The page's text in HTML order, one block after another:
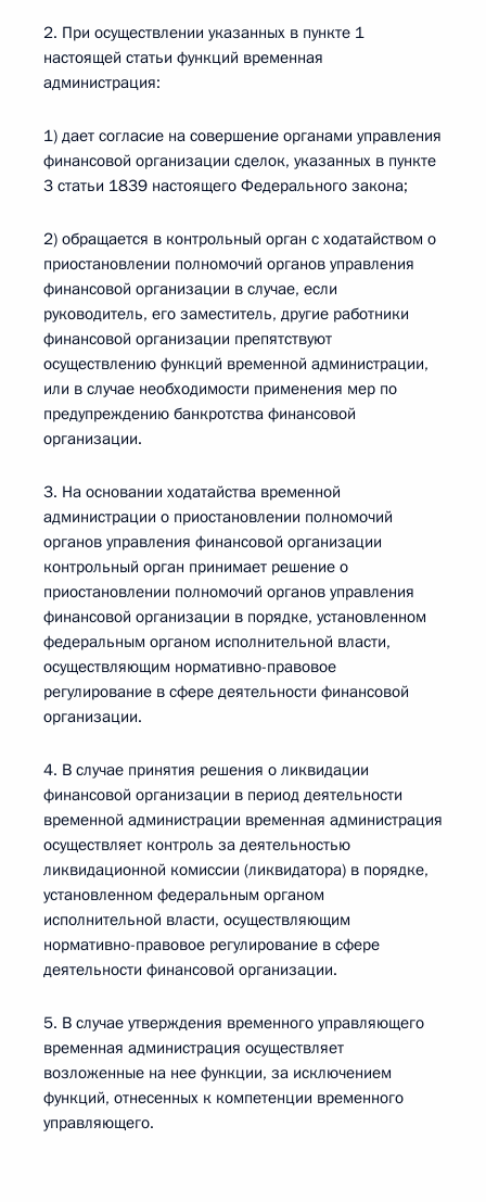
2. При осуществлении указанных в пункте 1
настоящей статьи функций временная
администрация:
1) дает согласие на совершение органами управления
финансовой организации сделок, указанных в пункте
3 статьи 1839 настоящего Федерального закона;
2) обращается в контрольный орган с ходатайством о
приостановлении полномочий органов управления
финансовой организации в случае, если
руководитель, его заместитель, другие работники
финансовой организации препятствуют
осуществлению функций временной администрации,
или в случае необходимости применения мер по
предупреждению банкротства финансовой
организации.
3. На основании ходатайства временной
администрации о приостановлении полномочий
органов управления финансовой организации
контрольный орган принимает решение о
приостановлении полномочий органов управления
финансовой организации в порядке, установленном
федеральным органом исполнительной власти,
осуществляющим нормативно-правовое
регулирование в сфере деятельности финансовой
организации.
4. В случае принятия решения о ликвидации
финансовой организации в период деятельности
временной администрации временная администрация
осуществляет контроль за деятельностью
ликвидационной комиссии (ликвидатора) в порядке,
установленном федеральным органом
исполнительной власти, осуществляющим
нормативно-правовое регулирование в сфере
деятельности финансовой организации.
5. В случае утверждения временного управляющего
временная администрация осуществляет
возложенные на нее функции, за исключением
функций, отнесенных к компетенции временного
управляющего.